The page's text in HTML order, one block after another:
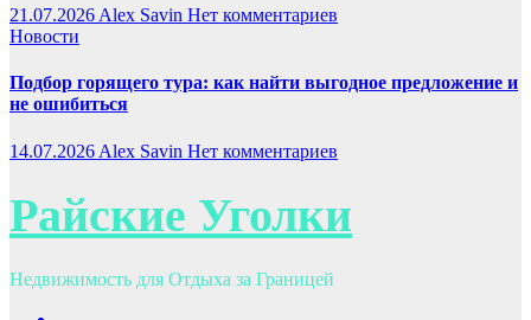
21.07.2026 Alex Savin Нет комментариев
Новости
Подбор горящего тура: как найти выгодное предложение и
не ошибиться
14.07.2026 Alex Savin Нет комментариев
Райские Уголки
Недвижимость для Отдыха за Границей